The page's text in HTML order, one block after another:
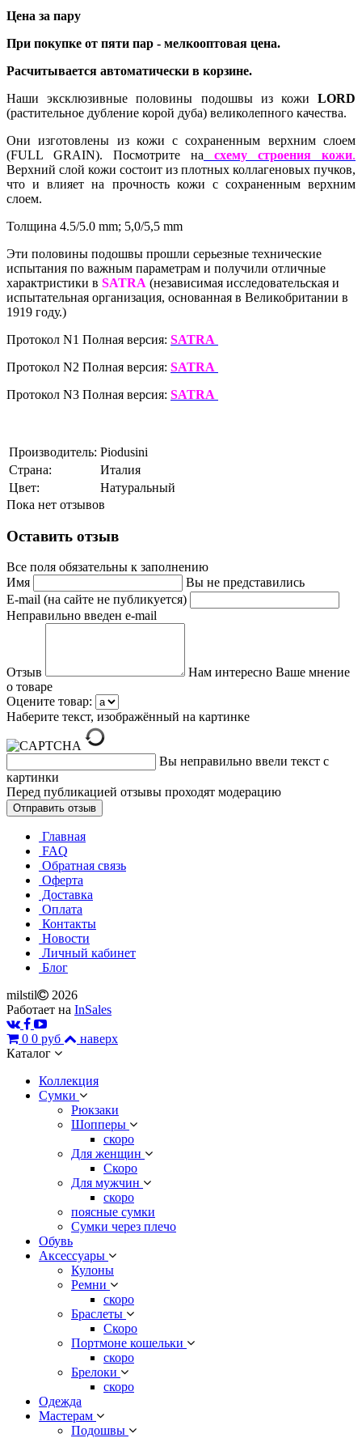
Цена за пару
При покупке от пяти пар - мелкооптовая цена.
Расчитывается автоматически в корзине.
Наши эксклюзивные половины подошвы из кожи LORD
(растительное дубление корой дуба) великолепного качества.
Они изготовлены из кожи с сохраненным верхним слоем
(FULL GRAIN). Посмотрите на
схему строения кожи.
Верхний слой кожи состоит из плотных коллагеновых пучков,
что и влияет на прочность кожи с сохраненным верхним
слоем.
Толщина 4.5/5.0 mm; 5,0/5,5 mm
Эти половины подошвы прошли серьезные технические
испытания по важным параметрам и получили отличные
характристики в SATRA (независимая исследовательская и
испытательная организация, основанная в Великобритании в
1919 году.)
Протокол N1 Полная версия: SATRA
Протокол N2 Полная версия: SATRA
Протокол N3 Полная версия: SATRA
Производитель: Piodusini
Страна:
Италия
Цвет:
Натуральный
Пока нет отзывов
Оставить отзыв
Все поля обязательны к заполнению
Имя
Вы не представились
E-mail (на сайте не публикуется)
Неправильно введен e-mail
Отзыв
Нам интересно Ваше мнение
о товаре
Оцените товар:
Наберите текст, изображённый на картинке
Вы неправильно ввели текст с
картинки
Перед публикацией отзывы проходят модерацию
Главная
FAQ
Обратная связь
Оферта
Доставка
Оплата
Контакты
Новости
Личный кабинет
Блог
milstil
2026
Работает на InSales
0 0 руб
наверх
Каталог
Коллекция
Сумки
Рюкзаки
Шопперы
скоро
Для женщин
Скоро
Для мужчин
скоро
поясные сумки
Сумки через плечо
Обувь
Аксессуары
Кулоны
Ремни
скоро
Браслеты
Скоро
Портмоне кошельки
скоро
Брелоки
скоро
Одежда
Мастерам
Подошвы